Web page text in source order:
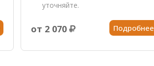
уточняйте.
от 2 070 Подробнее